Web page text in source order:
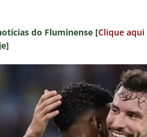
do Fluminense [Clique aqui